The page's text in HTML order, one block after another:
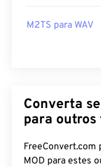
M2TS para WAV
Converta
para
FreeConvert.com
MOD para estes